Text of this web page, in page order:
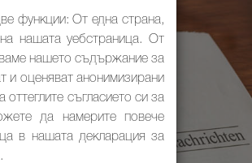
функции: От една страна,
нашата уебстраница. От
нашето съдържание за
и оценяват анонимизирани
съгласието си за
да намерите повече
в нашата декларация за
.